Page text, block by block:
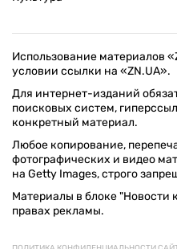
Использование материалов
условии ссылки на «ZN.UA».
Для интернет-изданий
поисковых систем,
конкретный материал.
Любое копирование,
фотографических и видео
на Getty Images, строго
Материалы в блоке "Новости
правах рекламы.